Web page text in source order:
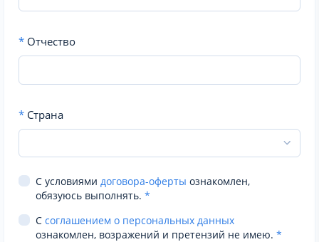
* Отчество
* Страна
С условиями договора-оферты ознакомлен,
обязуюсь выполнять. *
С соглашением о персональных данных
ознакомлен, возражений и претензий не имею. *